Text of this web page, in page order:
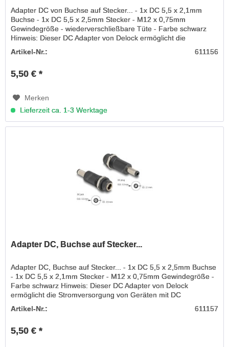
Adapter DC von Buchse auf Stecker... - 1x DC 5,5 x 2,1mm
Buchse - 1x DC 5,5 x 2,5mm Stecker - M12 x 0,75mm
Gewindegröße - wiederverschließbare Tüte - Farbe schwarz
Hinweis: Dieser DC Adapter von Delock ermöglicht die
Artikel-Nr.: 611156
5,50 € *
Merken
Lieferzeit ca. 1-3 Werktage
Adapter DC, Buchse auf Stecker...
Adapter DC, Buchse auf Stecker... - 1x DC 5,5 x 2,5mm Buchse
- 1x DC 5,5 x 2,1mm Stecker - M12 x 0,75mm Gewindegröße -
Farbe schwarz Hinweis: Dieser DC Adapter von Delock
ermöglicht die Stromversorgung von Geräten mit DC
Artikel-Nr.: 611157
5,50 € *